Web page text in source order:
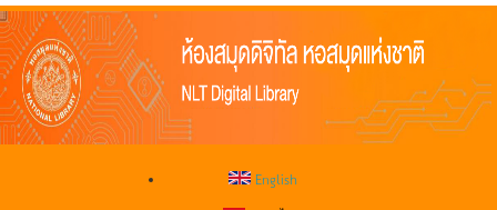
English